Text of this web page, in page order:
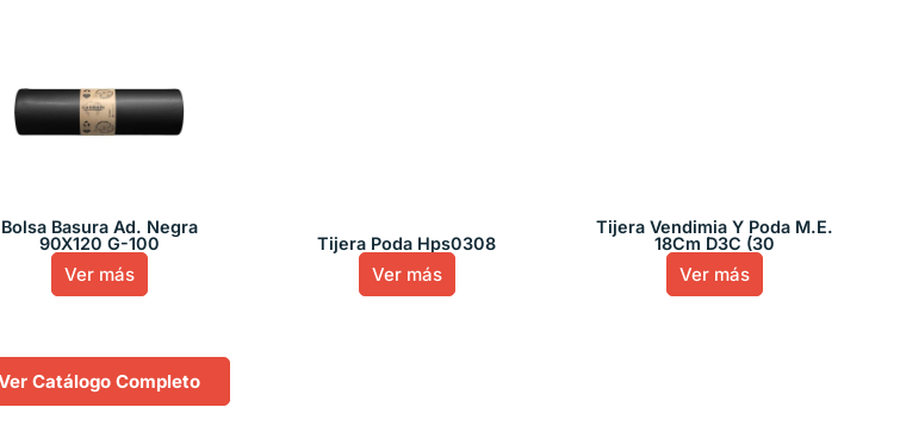
Bolsa Basura Ad. Negra
90X120 G-100
Ver más
Tijera Poda Hps0308
Ver más
Tijera Vendimia Y Poda M.E.
18Cm D3C (30
Ver más
Catálogo Completo